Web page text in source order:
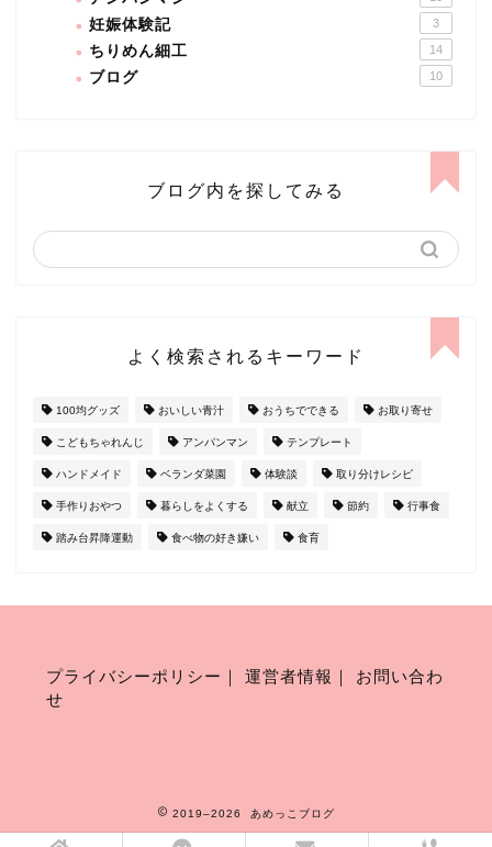
妊娠体験記 3
ちりめん細工 14
ブログ 10
ブログ内を探してみる
よく検索されるキーワード
100均グッズ おいしい青汁 おうちでできる お取り寄せ
こどもちゃれんじ アンパンマン テンプレート
ハンドメイド ベランダ菜園 体験談 取り分けレシピ
手作りおやつ 暮らしをよくする 献立 節約 行事食
踏み台昇降運動 食べ物の好き嫌い 食育
プライバシーポリシー ｜ 運営者情報 ｜
お問い合わ
せ
2019–2026 あめっこブログ